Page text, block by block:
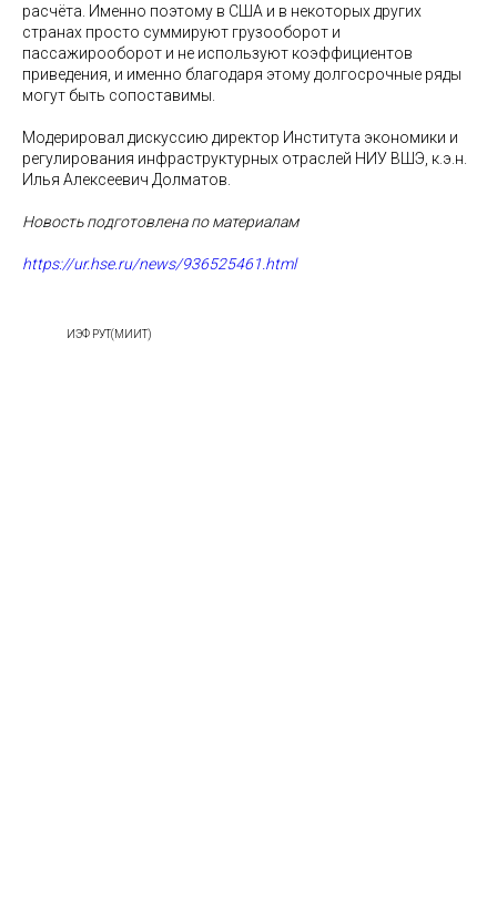
расчёта. Именно поэтому в США и в некоторых других
странах просто суммируют грузооборот и
пассажирооборот и не используют коэффициентов
приведения, и именно благодаря этому долгосрочные ряды
могут быть сопоставимы.
Модерировал дискуссию директор Института экономики и
регулирования инфраструктурных отраслей НИУ ВШЭ, к.э.н.
Илья Алексеевич Долматов.
Новость подготовлена по материалам
https://ur.hse.ru/news/936525461.html
ИЭФ РУТ(МИИТ)